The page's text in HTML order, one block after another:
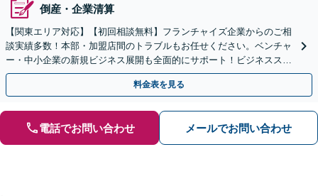
倒産・企業清算
【関東エリア対応】【初回相談無料】フランチャイズ企業からのご相
談実績多数！本部・加盟店間のトラブルもお任せください。ベンチャ
ー・中小企業の新規ビジネス展開も全面的にサポート！ビジネススキ
ームの構築支援も！【夜間・休日相談可能】【完全個室】
料金表を見る
電話でお問い合わせ メールでお問い合わせ